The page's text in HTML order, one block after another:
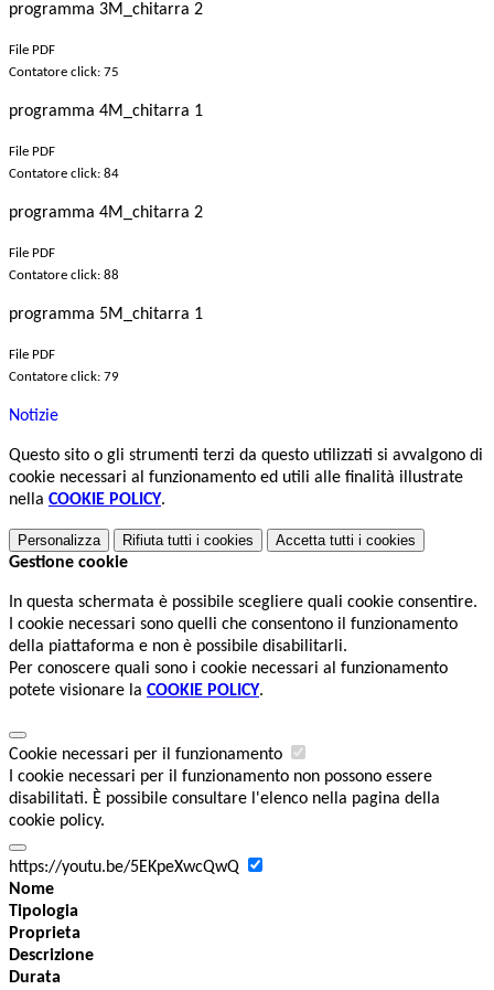
programma 3M_chitarra 2
File PDF
Contatore click: 75
programma 4M_chitarra 1
File PDF
Contatore click: 84
programma 4M_chitarra 2
File PDF
Contatore click: 88
programma 5M_chitarra 1
File PDF
Contatore click: 79
Notizie
Questo sito o gli strumenti terzi da questo utilizzati si avvalgono di
cookie necessari al funzionamento ed utili alle finalità illustrate
nella COOKIE POLICY.
Personalizza Rifiuta tutti i cookies Accetta tutti i cookies
Gestione cookie
In questa schermata è possibile scegliere quali cookie consentire.
I cookie necessari sono quelli che consentono il funzionamento
della piattaforma e non è possibile disabilitarli.
Per conoscere quali sono i cookie necessari al funzionamento
potete visionare la COOKIE POLICY.
Cookie necessari per il funzionamento
I cookie necessari per il funzionamento non possono essere
disabilitati. È possibile consultare l'elenco nella pagina della
cookie policy.
https://youtu.be/5EKpeXwcQwQ
Nome
Tipologia
Proprieta
Descrizione
Durata